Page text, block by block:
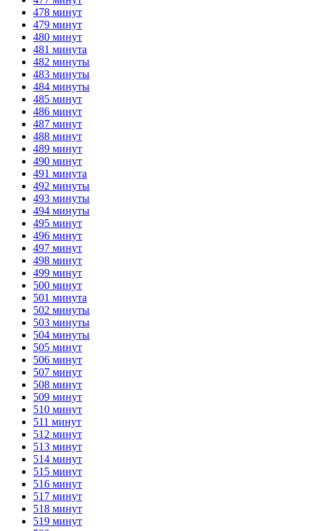
478 минут
479 минут
480 минут
481 минута
482 минуты
483 минуты
484 минуты
485 минут
486 минут
487 минут
488 минут
489 минут
490 минут
491 минута
492 минуты
493 минуты
494 минуты
495 минут
496 минут
497 минут
498 минут
499 минут
500 минут
501 минута
502 минуты
503 минуты
504 минуты
505 минут
506 минут
507 минут
508 минут
509 минут
510 минут
511 минут
512 минут
513 минут
514 минут
515 минут
516 минут
517 минут
518 минут
519 минут